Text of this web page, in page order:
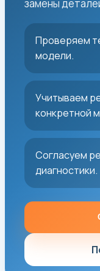
замены
Проверяем
модели.
Учитываем
конкретной
Согласуем
диагностики.